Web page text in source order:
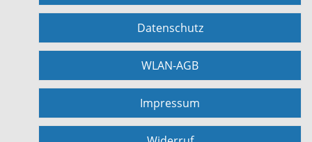
Datenschutz
WLAN-AGB
Impressum